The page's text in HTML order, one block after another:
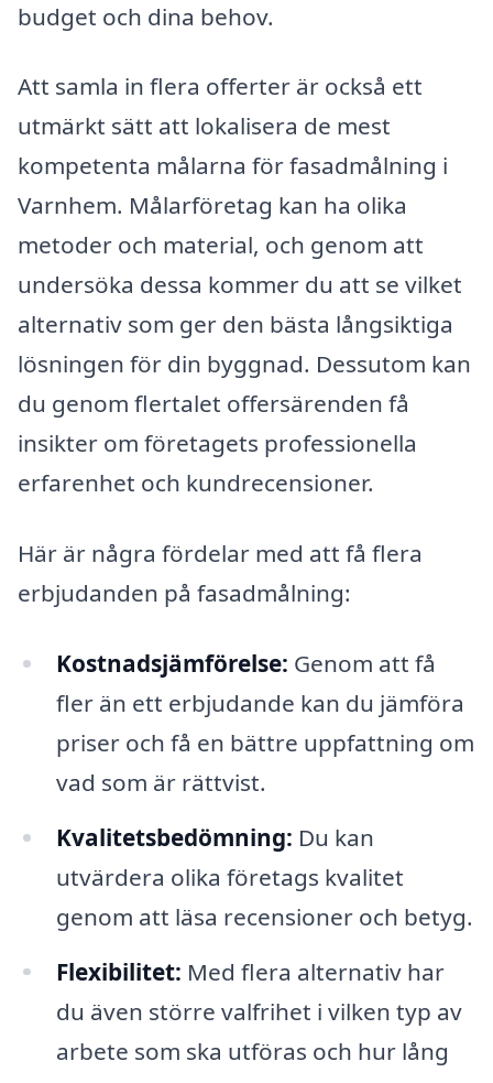
budget och dina behov.
Att samla in flera offerter är också ett
utmärkt sätt att lokalisera de mest
kompetenta målarna för fasadmålning i
Varnhem. Målarföretag kan ha olika
metoder och material, och genom att
undersöka dessa kommer du att se vilket
alternativ som ger den bästa långsiktiga
lösningen för din byggnad. Dessutom kan
du genom flertalet offersärenden få
insikter om företagets professionella
erfarenhet och kundrecensioner.
Här är några fördelar med att få flera
erbjudanden på fasadmålning:
Kostnadsjämförelse: Genom att få
fler än ett erbjudande kan du jämföra
priser och få en bättre uppfattning om
vad som är rättvist.
Kvalitetsbedömning: Du kan
utvärdera olika företags kvalitet
genom att läsa recensioner och betyg.
Flexibilitet: Med flera alternativ har
du även större valfrihet i vilken typ av
arbete som ska utföras och hur lång